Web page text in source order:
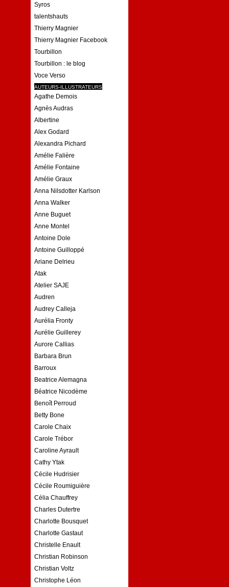
Syros
talentshauts
Thierry Magnier
Thierry Magnier Facebook
Tourbillon
Tourbillon : le blog
Voce Verso
AUTEURS-ILLUSTRATEURS
Agathe Demois
Agnès Audras
Albertine
Alex Godard
Alexandra Pichard
Amélie Falière
Amélie Fontaine
Amélie Graux
Anna Nilsdotter Karlson
Anna Walker
Anne Buguet
Anne Montel
Antoine Dole
Antoine Guilloppé
Ariane Delrieu
Atak
Atelier SAJE
Audren
Audrey Calleja
Aurélia Fronty
Aurélie Guillerey
Aurore Callias
Barbara Brun
Barroux
Beatrice Alemagna
Béatrice Nicodème
Benoît Perroud
Betty Bone
Carole Chaix
Carole Trébor
Caroline Ayrault
Cathy Ytak
Cécile Hudrisier
Cécile Roumiguière
Célia Chauffrey
Charles Dutertre
Charlotte Bousquet
Charlotte Gastaut
Christelle Enault
Christian Robinson
Christian Voltz
Christophe Léon